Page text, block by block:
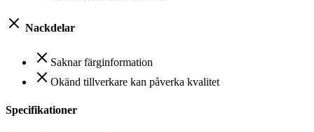
Nackdelar
Saknar färginformation
Okänd tillverkare kan påverka kvalitet
Specifikationer